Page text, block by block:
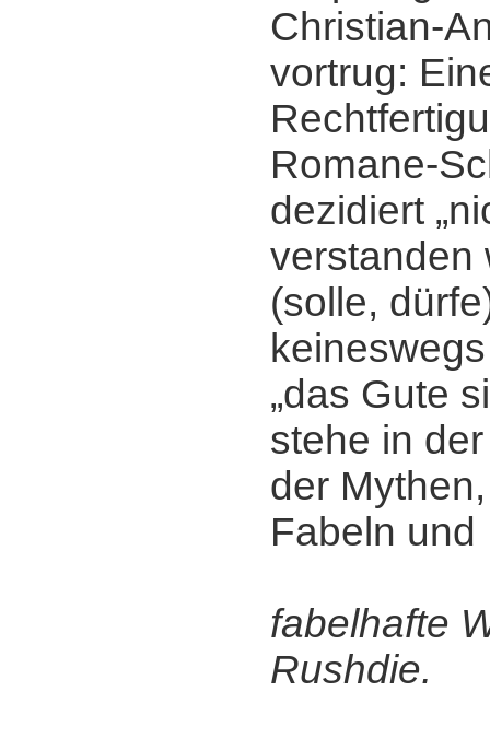
Christian-
vortrug:
Romane-
dezidiert
verstanden
(solle,
„das Gute
stehe in
der
Fabeln und
fabelhafte
Rushdie.